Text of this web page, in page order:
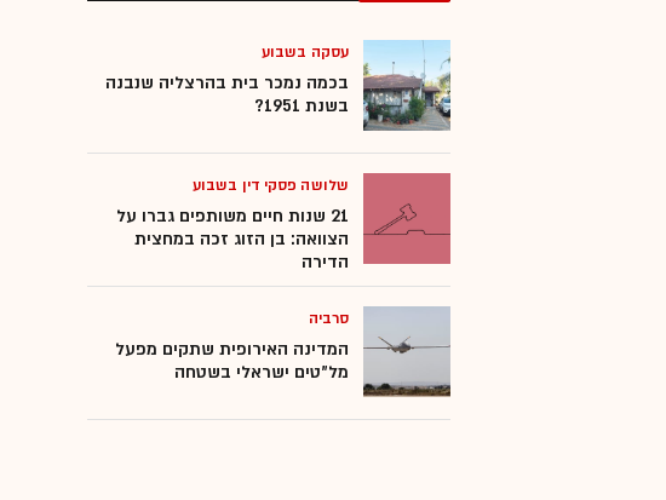
עסקה בשבוע
בכמה נמכר בית בהרצליה שנבנה
בשנת 1951?
שלושה פסקי דין בשבוע
21 שנות חיים משותפים גברו על
הצוואה: בן הזוג זכה במחצית
הדירה
סרביה
המדינה האירופית שתקים מפעל
מל"טים ישראלי בשטחה